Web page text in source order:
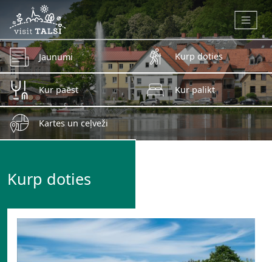
Skip to main content
Jaunumi Kurp doties
Kur paēst Kur palikt
Kartes un ceļveži
Kurp doties